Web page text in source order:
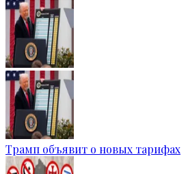
Трамп объявит о новых тарифах